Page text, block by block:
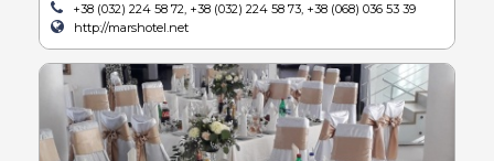
+38 (032) 224 58 72, +38 (032) 224 58 73, +38 (068) 036 53 39
http://marshotel.net